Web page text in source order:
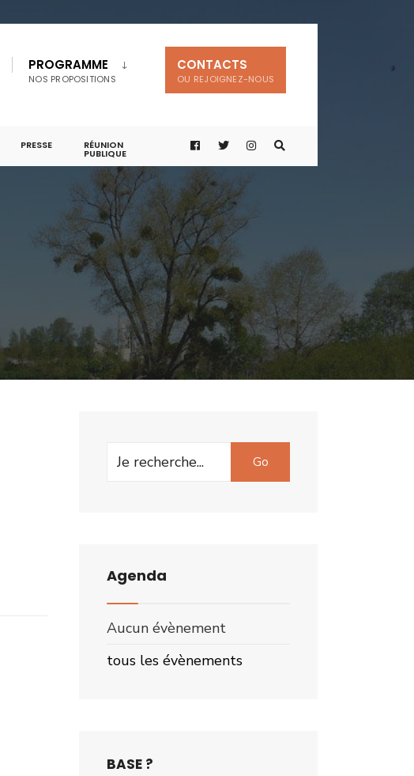
PROGRAMME
NOS PROPOSITIONS
CONTACTS
OU REJOIGNEZ-NOUS
PRESSE RÉUNION
PUBLIQUE
Search
Go
Agenda
Aucun évènement
tous les évènements
BASE ?